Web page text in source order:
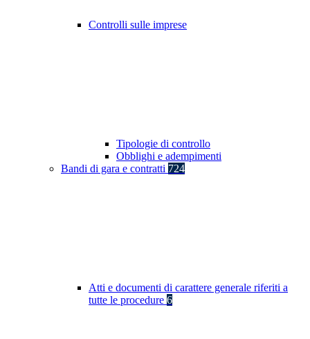
Controlli sulle imprese
Tipologie di controllo
Obblighi e adempimenti
Bandi di gara e contratti 724
Atti e documenti di carattere generale riferiti a
tutte le procedure 6